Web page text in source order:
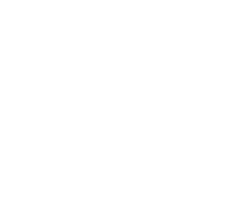
стебел довжиною
пухкому торф'яному субстраті. Для
покупка посадкового матеріалу.
підсихання ґрунту не менше 10-20